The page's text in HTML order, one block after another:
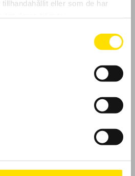
eller som de har